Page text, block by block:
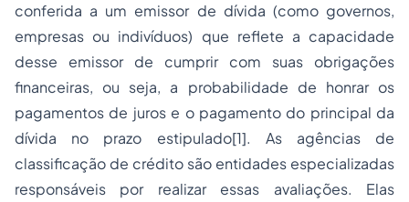
conferida a um emissor de dívida (como governos,
empresas ou indivíduos) que reflete a capacidade
desse emissor de cumprir com suas obrigações
financeiras, ou seja, a probabilidade de honrar os
pagamentos de juros e o pagamento do principal da
dívida no prazo estipulado[1]. As agências de
classificação de crédito são entidades especializadas
responsáveis por realizar essas avaliações. Elas